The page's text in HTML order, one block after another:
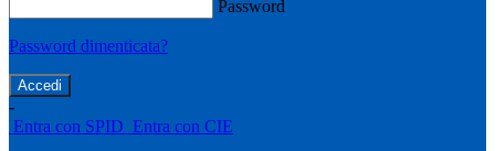
Password
Password dimenticata?
-
Entra con SPID Entra con CIE